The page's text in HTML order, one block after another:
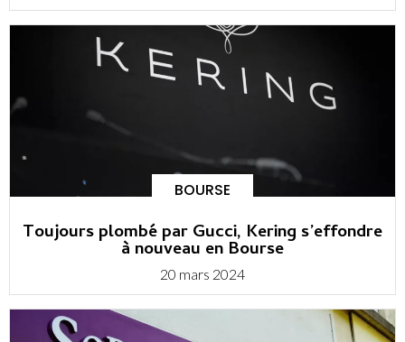
BOURSE
Toujours plombé par Gucci, Kering s’effondre
à nouveau en Bourse
20 mars 2024